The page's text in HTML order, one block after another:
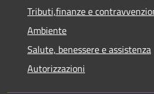
Tributi,finanze e
Ambiente
Salute, benessere e assistenza
Autorizzazioni